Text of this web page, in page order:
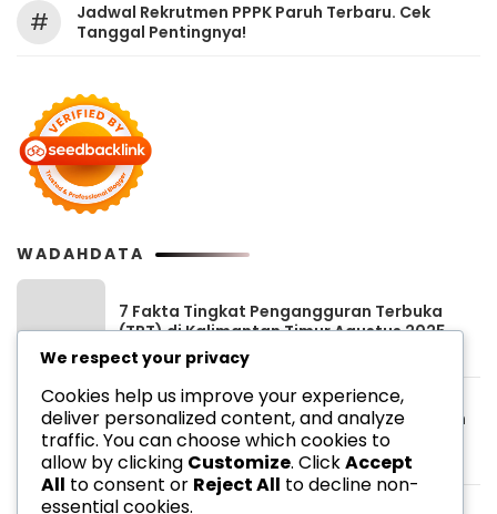
#
Jadwal Rekrutmen PPPK Paruh Terbaru. Cek
Tanggal Pentingnya!
WADAHDATA
7 Fakta Tingkat Pengangguran Terbuka
(TPT) di Kalimantan Timur Agustus 2025
Berapa UMK Samarinda 2025? Berikut Tren
Kenaikan UMK Samarinda 2023-2025
We respect your privacy
Cookies help us improve your experience,
deliver personalized content, and analyze
traffic. You can choose which cookies to
allow by clicking Customize. ClickAccept
All to consent or Reject All to decline non-
essential cookies.